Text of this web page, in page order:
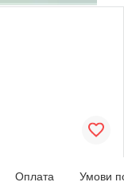
Оплата Умови